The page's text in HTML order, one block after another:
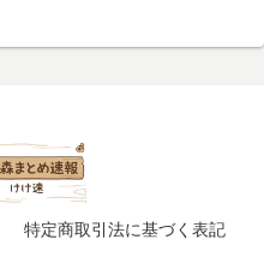
特定商取引法に基づく表記